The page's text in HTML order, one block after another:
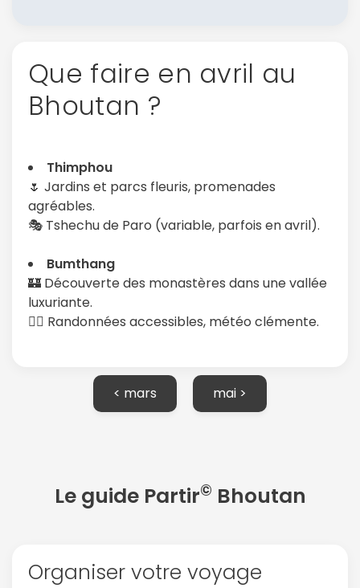
Que faire en avril au
Bhoutan ?
Thimphou
🌷 Jardins et parcs fleuris, promenades
agréables.
🎭 Tshechu de Paro (variable, parfois en avril).
Bumthang
🏰 Découverte des monastères dans une vallée
luxuriante.
🚶‍♂️ Randonnées accessibles, météo clémente.
< mars mai >
Le guide Partir© Bhoutan
Organiser votre voyage
Continuer avec Apple
ou connectez-vous par mail